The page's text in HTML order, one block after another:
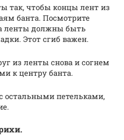
так, чтобы концы лент из
банта. Посмотрите
ленты должны быть
Этот сгиб важен.
из ленты снова и согнем
к центру банта.
остальными петельками,